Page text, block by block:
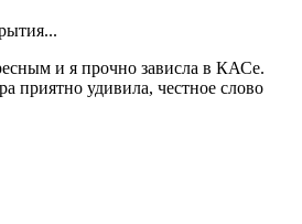
и я прочно зависла в КАСе.
приятно удивила, честное слово